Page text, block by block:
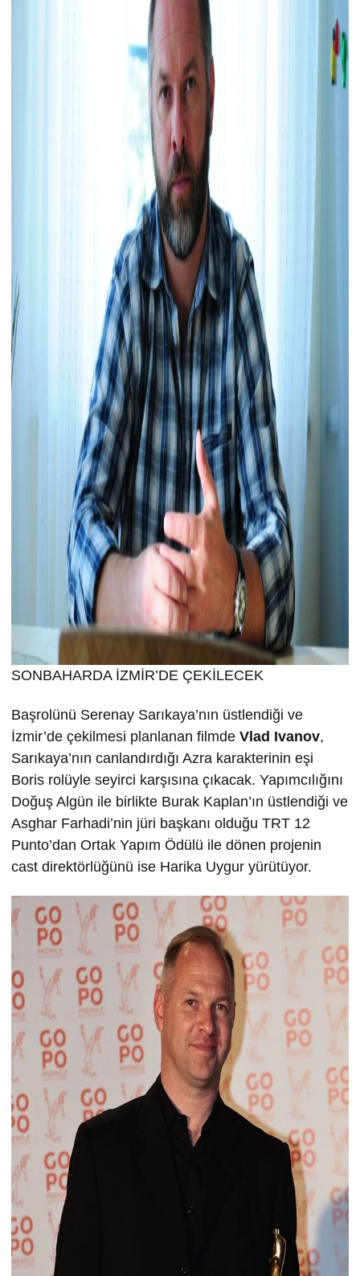
SONBAHARDA İZMİR’DE ÇEKİLECEK
Başrolünü Serenay Sarıkaya’nın üstlendiği ve
İzmir’de çekilmesi planlanan filmde Vlad Ivanov,
Sarıkaya’nın canlandırdığı Azra karakterinin eşi
Boris rolüyle seyirci karşısına çıkacak. Yapımcılığını
Doğuş Algün ile birlikte Burak Kaplan’ın üstlendiği ve
Asghar Farhadi’nin jüri başkanı olduğu TRT 12
Punto’dan Ortak Yapım Ödülü ile dönen projenin
cast direktörlüğünü ise Harika Uygur yürütüyor.